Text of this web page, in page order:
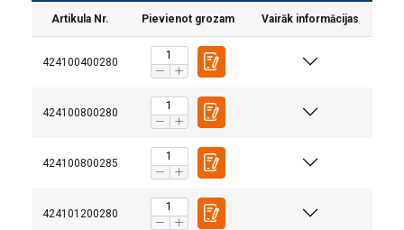
Artikula Nr. Pievienot grozam Vairāk informācijas
424100400280
424100800280
424100800285
424101200280
ENGLISH TRANSLATION
Šajā tīmekļa vietnē tiek
izmantoti sīkfaili
Mēs izmantojam sīkfailus, lai
personalizētu saturu, reklāmas un
analizētu mūsu trafiku. Mēs arī kopīgojam
informāciju par to, kā jūs lietojat mūsu